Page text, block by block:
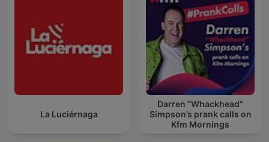
La Luciérnaga
Darren “Whackhead”
Simpson’s prank calls on
Kfm Mornings